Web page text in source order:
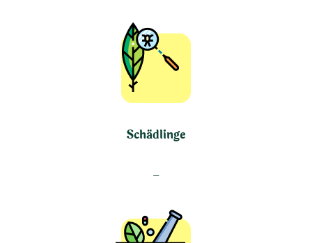
Schädlinge
–